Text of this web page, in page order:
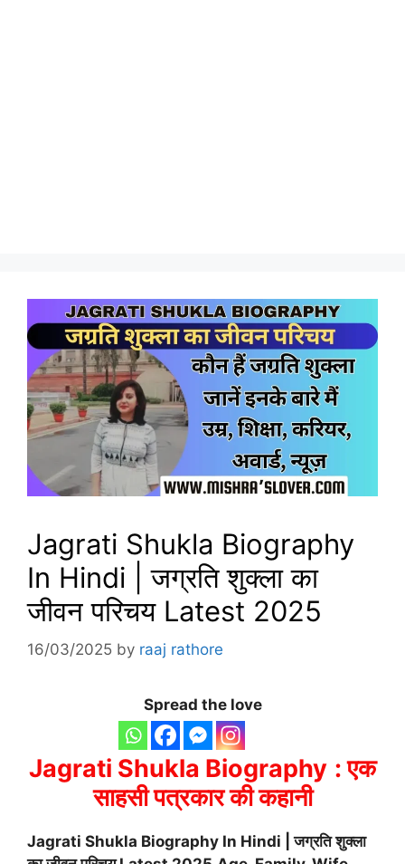
Jagrati Shukla Biography
In Hindi | जग्रति शुक्ला का
जीवन परिचय Latest 2025
16/03/2025 by raaj rathore
Spread the love
Jagrati Shukla Biography : एक
साहसी पत्रकार की कहानी
Jagrati Shukla Biography In Hindi | जग्रति शुक्ला